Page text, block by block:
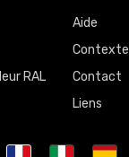
RAL
Aide
Contexte
Contact
Liens